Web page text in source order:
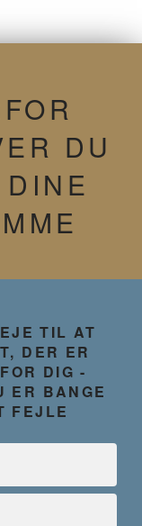
DU
TIL AT
DER ER
DIG -
ER BANGE
FEJLE